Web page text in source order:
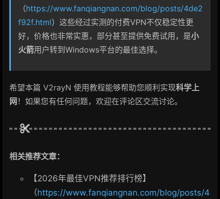
（https://www.fanqiangnan.com/blog/posts/4de2
f92f.html）这些经过实测的付费VPN不仅稳定性更
好，价格也非常实惠，部分甚至提供免费试用，是小
火箭用户转到Windows平台的最佳选择。
希望本篇 V2rayN 使用教程能够帮助您顺利实现科学上
网 ！如果您有任何问题，欢迎在评论区交流讨论。
相关推荐文章：
【2026年最佳VPN推荐排行榜】
（https://www.fanqiangnan.com/blog/posts/4